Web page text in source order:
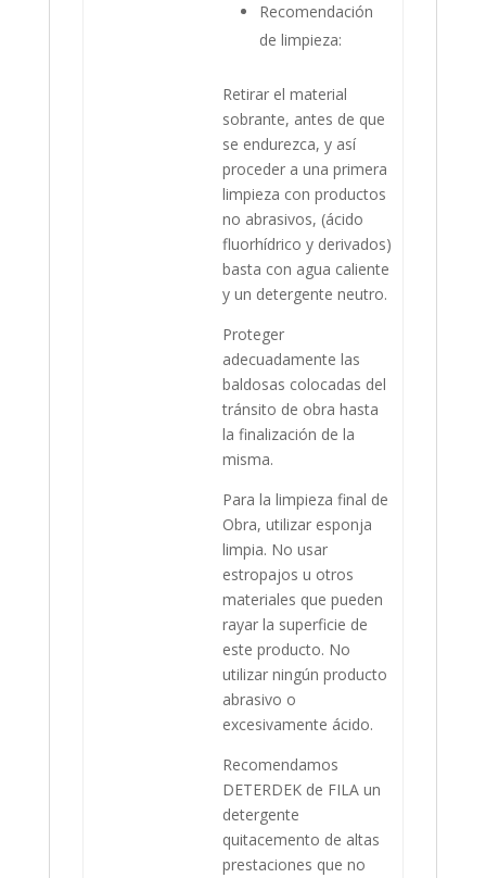
Recomendación
de limpieza:
Retirar el material
sobrante, antes de que
se endurezca, y así
proceder a una primera
limpieza con productos
no abrasivos, (ácido
fluorhídrico y derivados)
basta con agua caliente
y un detergente neutro.
Proteger
adecuadamente las
baldosas colocadas del
tránsito de obra hasta
la finalización de la
misma.
Para la limpieza final de
Obra, utilizar esponja
limpia. No usar
estropajos u otros
materiales que pueden
rayar la superficie de
este producto. No
utilizar ningún producto
abrasivo o
excesivamente ácido.
Recomendamos
DETERDEK de FILA un
detergente
quitacemento de altas
prestaciones que no